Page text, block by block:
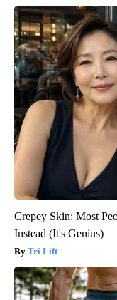
Crepey Skin: Most
Instead (It's Genius)
Tri Lift